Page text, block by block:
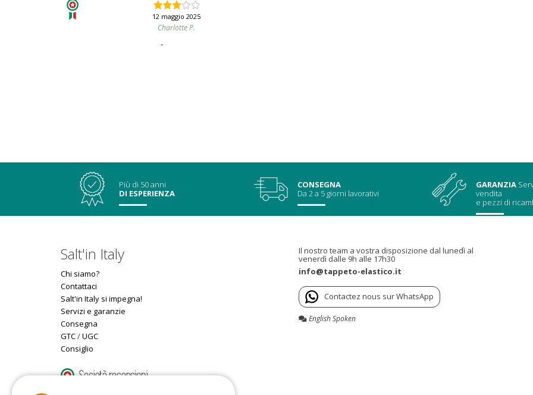
12 maggio 2025
Charlotte P.
-
Più di 50 anni
DI ESPERIENZA
CONSEGNA
Da 2 a 5 giorni lavorativi
GARANZIA
vendita
e pezzi di
Salt'in Italy
Chi siamo?
Contattaci
Salt'in Italy si impegna!
Servizi e garanzie
Consegna
GTC/UGC
Consiglio
Il nostro team a vostra disposizione dal lunedì al
venerdì dalle 9h alle 17h30
info@tappeto-elastico.it
Contactez nous sur WhatsApp
English Spoken